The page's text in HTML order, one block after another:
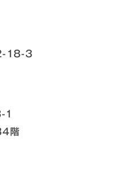
18-3
1
階